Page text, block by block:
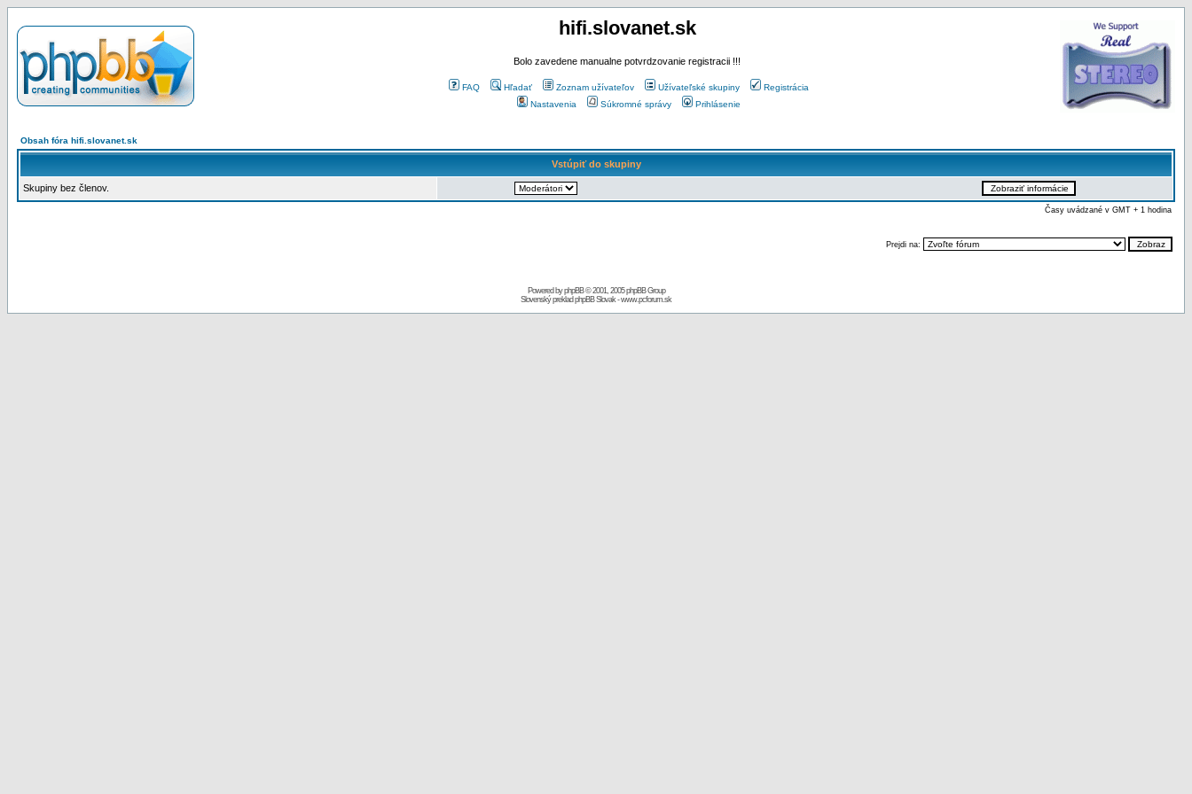
hifi.slovanet.sk
Bolo zavedene manualne potvrdzovanie registracii !!!
FAQ Hľadať Zoznam užívateľov Užívateľské skupiny
Registrácia
Nastavenia
Súkromné správy Prihlásenie
Obsah fóra hifi.slovanet.sk
Vstúpiť do skupiny
Skupiny bez členov.
Časy uvádzané v GMT + 1 hodina
Prejdi na:
Powered byphpBB© 2001, 2005 phpBB Group
Slovenský preklad phpBB Slovak-www.pcforum.sk